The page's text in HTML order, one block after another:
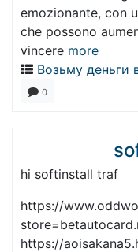
emozionante, con
che possono
vincere more
Возьму деньги
0
hi softinstall traf
https://
https://